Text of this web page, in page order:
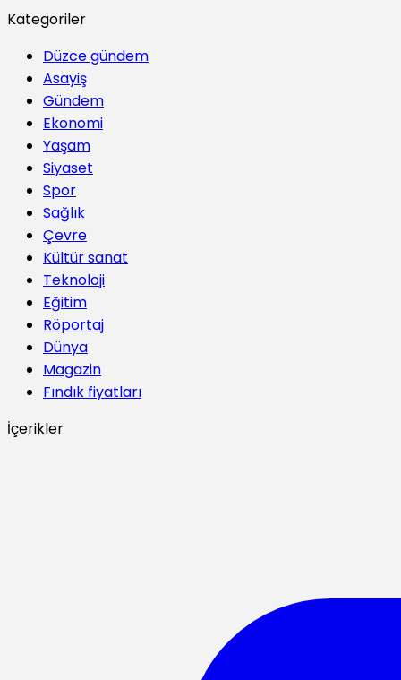
Kategoriler
Düzce gündem
Asayiş
Gündem
Ekonomi
Yaşam
Siyaset
Spor
Sağlık
Çevre
Kültür sanat
Teknoloji
Eğitim
Röportaj
Dünya
Magazin
Fındık fiyatları
İçerikler